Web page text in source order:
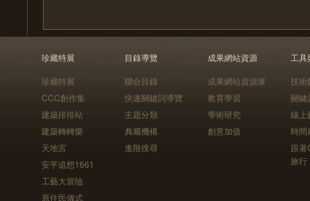
珍藏特展
珍藏特展
CCC創作集
建築排排站
建築轉轉樂
天地宮
安平追想1661
工藝大冒險
原住民儀式
目錄導覽
聯合目錄
快速關鍵詞導覽
主題分類
典藏機構
進階搜尋
成果網站資源
成果網站資源庫
教育學習
學術研究
創意加值
工具
技術
關鍵
線上
時間
跟
旅行